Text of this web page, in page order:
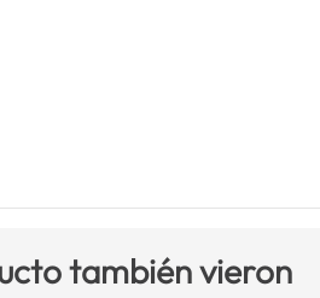
también vieron